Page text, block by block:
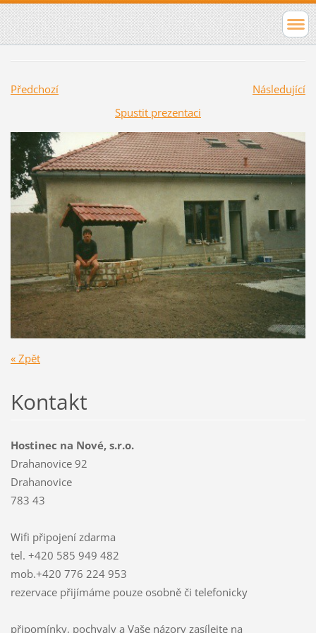
Předchozí
Následující
Spustit prezentaci
« Zpět
Kontakt
Hostinec na Nové, s.r.o.
Drahanovice 92
Drahanovice
783 43
Wifi připojení zdarma
tel. +420 585 949 482
mob.+420 776 224 953
rezervace přijímáme pouze osobně či telefonicky
připomínky, pochvaly a Vaše názory zasílejte na